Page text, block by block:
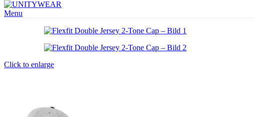
Menu
Click to enlarge